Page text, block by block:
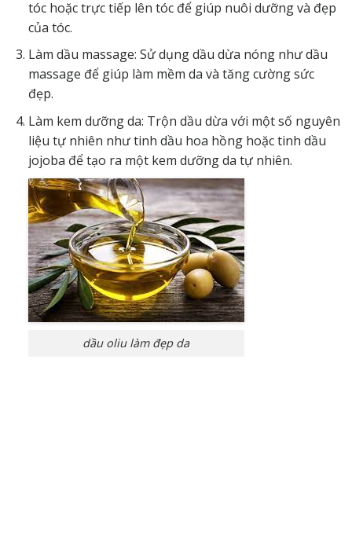
tóc hoặc trực tiếp lên tóc để giúp nuôi dưỡng và đẹp
của tóc.
Làm dầu massage: Sử dụng dầu dừa nóng như dầu
massage để giúp làm mềm da và tăng cường sức
đẹp.
Làm kem dưỡng da: Trộn dầu dừa với một số nguyên
liệu tự nhiên như tinh dầu hoa hồng hoặc tinh dầu
jojoba để tạo ra một kem dưỡng da tự nhiên.
dầu oliu làm đẹp da